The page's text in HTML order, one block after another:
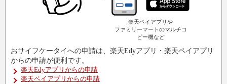
楽天ペイアプリや
ファミリーマートのマルチコ
ピー機など
おサイフケータイへの申請は、楽天Edyアプリ・楽天ペイアプリ
からの申請が便利です。
楽天Edyアプリからの申請
楽天ペイアプリからの申請